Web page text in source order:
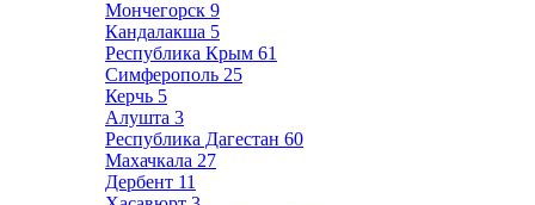
Мончегорск 9
Кандалакша 5
Республика Крым 61
Симферополь 25
Керчь 5
Алушта 3
Республика Дагестан 60
Махачкала 27
Дербент 11